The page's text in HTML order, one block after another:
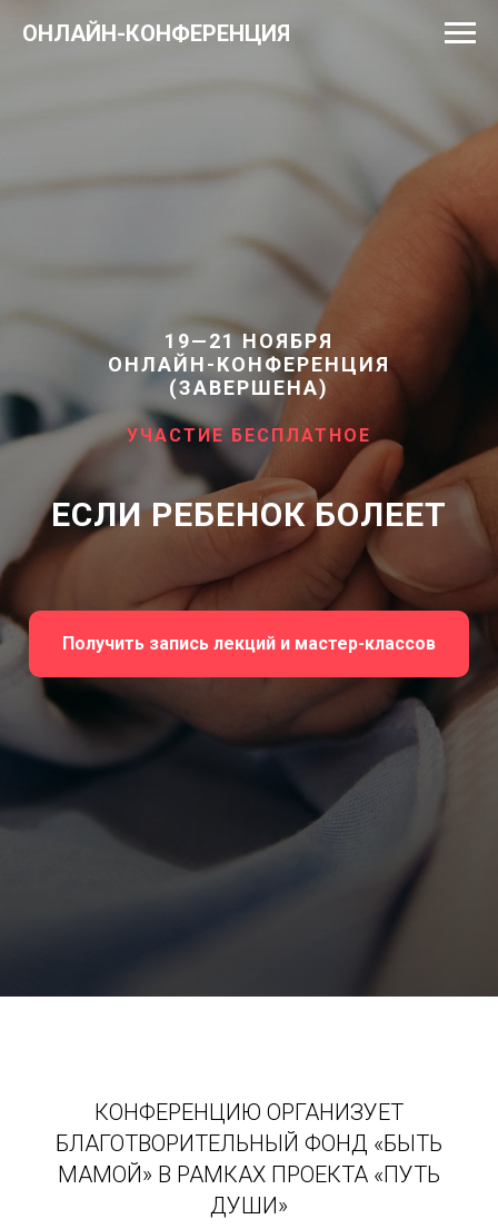
ОНЛАЙН-КОНФЕРЕНЦИЯ
19—21 НОЯБРЯ
ОНЛАЙН-КОНФЕРЕНЦИЯ
(ЗАВЕРШЕНА)
УЧАСТИЕ БЕСПЛАТНОЕ
ЕСЛИ РЕБЕНОК БОЛЕЕТ
Получить запись лекций и мастер-классов
КОНФЕРЕНЦИЮ ОРГАНИЗУЕТ
БЛАГОТВОРИТЕЛЬНЫЙ ФОНД «БЫТЬ
МАМОЙ» В РАМКАХ ПРОЕКТА «ПУТЬ
ДУШИ»